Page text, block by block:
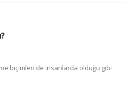
biçimleri de insanlarda olduğu gibi